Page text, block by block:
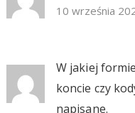
10 września
W jakiej
koncie czy
napisane.